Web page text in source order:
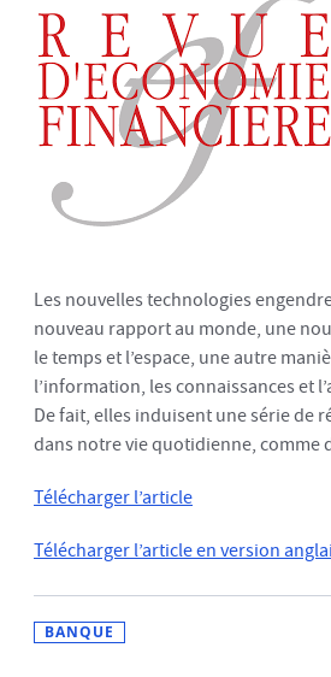
Les nouvelles technologies
nouveau rapport au monde, une
le temps et l’espace, une autre
l’information, les connaissances et
De fait, elles induisent une série de
dans notre vie quotidienne, comme
Télécharger l’article
Télécharger l’article en version
BANQUE